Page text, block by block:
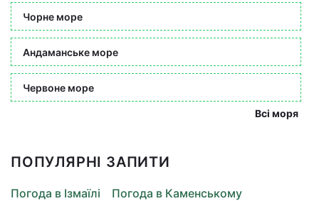
Чорне море
Андаманське море
Червоне море
Всі моря
ПОПУЛЯРНІ ЗАПИТИ
Погода в Ізмаїлі
Погода в Каменському